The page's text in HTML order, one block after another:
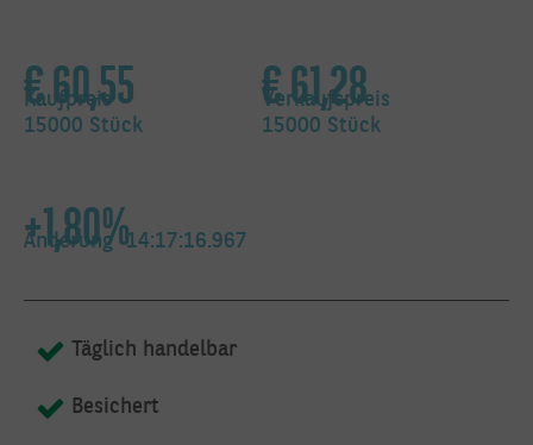
60325 Frankfurt
am Main,
Deutschland
SCHREIBEN
SIE UNS
DIREKT:
€60,55
Kaufpreis
15000 Stück
€61,28
Verkaufspreis
15000 Stück
+1,80%
Änderung 14:17:16.967
Täglich handelbar
Besichert